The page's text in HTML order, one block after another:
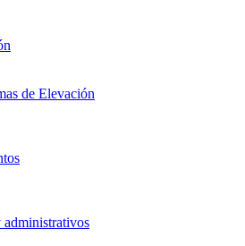
de Elevación
administrativos